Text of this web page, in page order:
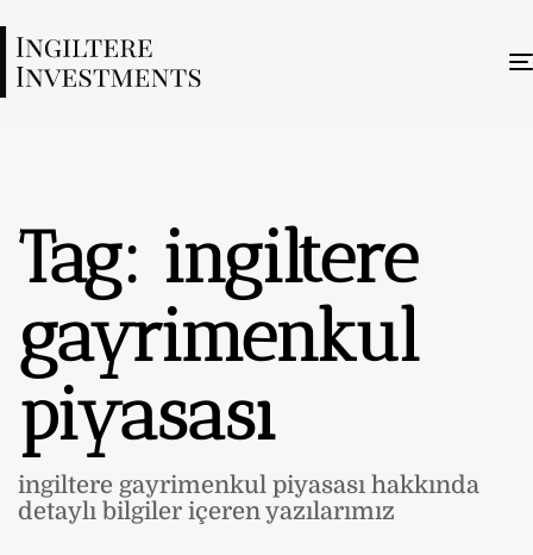
Tag: ingiltere
gayrimenkul
piyasası
ingiltere gayrimenkul piyasası hakkında
detaylı bilgiler içeren yazılarımız